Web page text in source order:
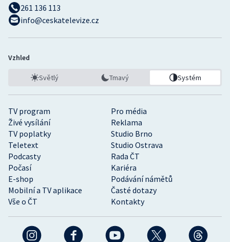
TV program
Pro média
Živé vysílání
Reklama
TV poplatky
Studio Brno
Teletext
Studio Ostrava
Podcasty
Rada ČT
Počasí
Kariéra
E-shop
Podávání námětů
Mobilní a TV aplikace
Časté dotazy
Vše o ČT
Kontakty
261 136 113
info@ceskatelevize.cz
Vzhled
Světlý Tmavý Systém